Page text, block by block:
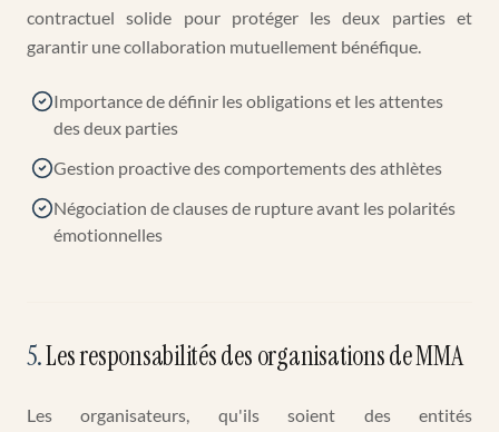
contractuel solide pour protéger les deux parties et
garantir une collaboration mutuellement bénéfique.
Importance de définir les obligations et les attentes
des deux parties
Gestion proactive des comportements des athlètes
Négociation de clauses de rupture avant les polarités
émotionnelles
5.Les responsabilités des organisations de MMA
Les organisateurs, qu'ils soient des entités